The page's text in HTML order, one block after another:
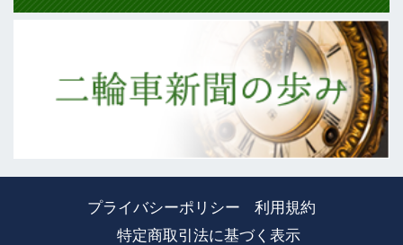
プライバシーポリシー
利用規約
特定商取引法に基づく表示